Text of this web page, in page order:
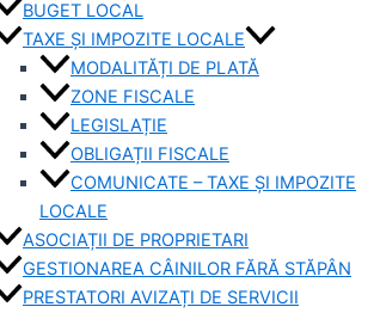
BUGET LOCAL
TAXE ȘI IMPOZITE LOCALE
MODALITĂȚI DE PLATĂ
ZONE FISCALE
LEGISLAȚIE
OBLIGAȚII FISCALE
COMUNICATE – TAXE ȘI IMPOZITE
LOCALE
ASOCIAȚII DE PROPRIETARI
GESTIONAREA CÂINILOR FĂRĂ STĂPÂN
PRESTATORI AVIZAȚI DE SERVICII